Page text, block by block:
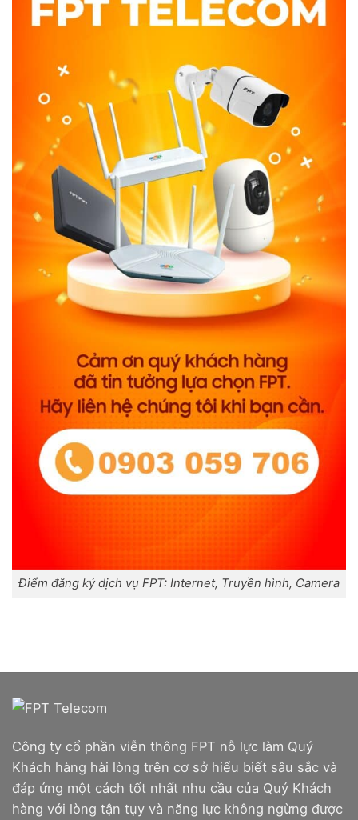
Điểm đăng ký dịch vụ FPT: Internet, Truyền hình, Camera
Công ty cổ phần viễn thông FPT nỗ lực làm Quý
Khách hàng hài lòng trên cơ sở hiểu biết sâu sắc và
đáp ứng một cách tốt nhất nhu cầu của Quý Khách
hàng với lòng tận tụy và năng lực không ngừng được